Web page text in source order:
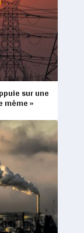
sur une
même »